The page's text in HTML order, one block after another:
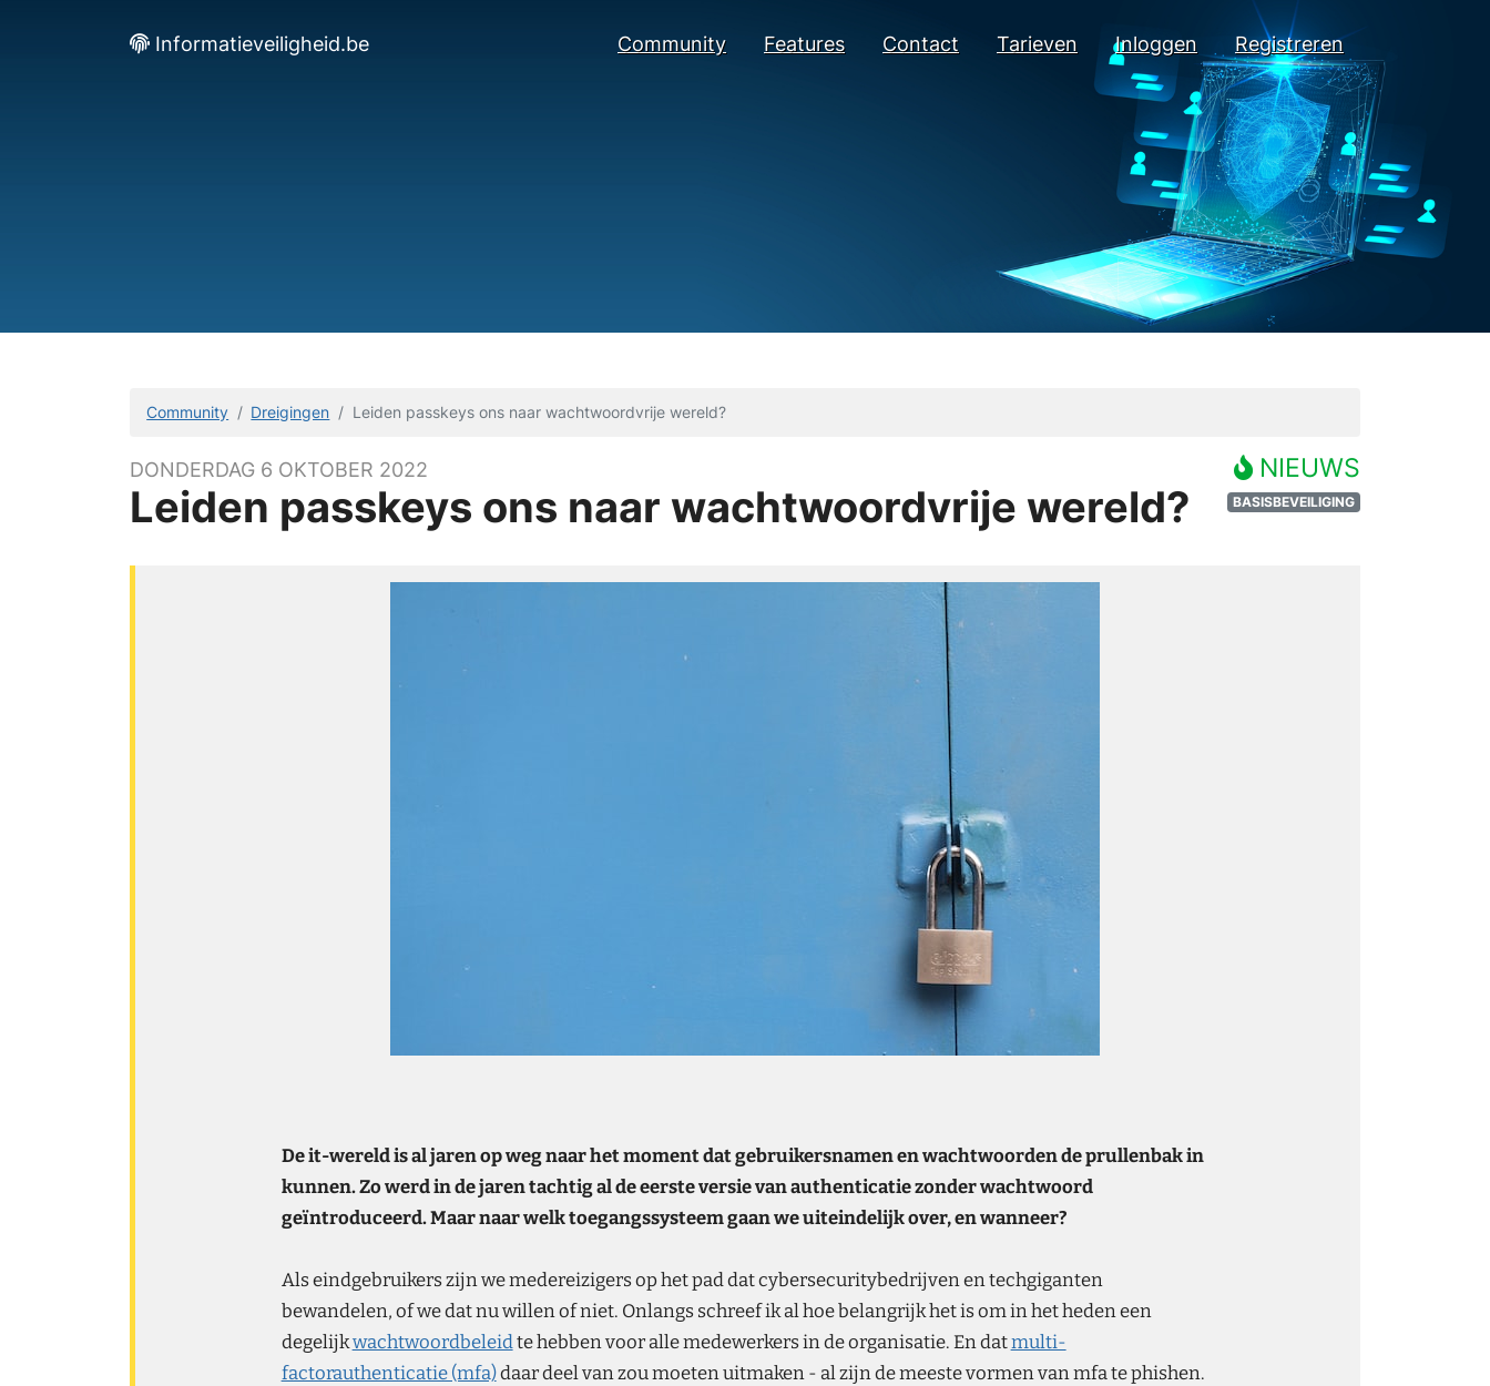
Informatieveiligheid.be Community Features Contact Tarieven Inloggen Registreren
Community Dreigingen Leiden passkeys ons naar wachtwoordvrije wereld?
NIEUWS
BASISBEVEILIGING
DONDERDAG 6 OKTOBER 2022
Leiden passkeys ons naar wachtwoordvrije wereld?
De it-wereld is al jaren op weg naar het moment dat gebruikersnamen en wachtwoorden de prullenbak in
kunnen. Zo werd in de jaren tachtig al de eerste versie van authenticatie zonder wachtwoord
geïntroduceerd. Maar naar welk toegangssysteem gaan we uiteindelijk over, en wanneer?
Als eindgebruikers zijn we medereizigers op het pad dat cybersecuritybedrijven en techgiganten
bewandelen, of we dat nu willen of niet. Onlangs schreef ik al hoe belangrijk het is om in het heden een
degelijkwachtwoordbeleidte hebben voor alle medewerkers in de organisatie. En datmulti-
factorauthenticatie (mfa)daar deel van zou moeten uitmaken - al zijn de meeste vormen van mfa te phishen.